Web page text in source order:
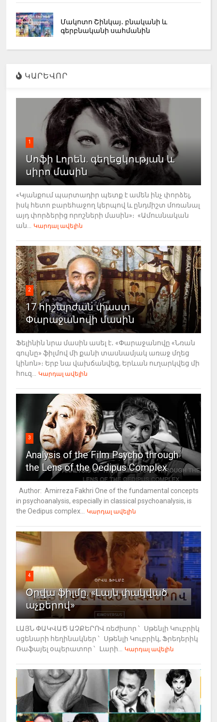
Մակոտո Շինկայ․ բնականի և
գերբնականի սահմանին
ԿԱՐԵՎՈՐ
1
Սոֆի Լորեն. գեղեցկության և
սիրո մասին
«Կյանքում պարտադիր պետք է ամեն ինչ փորձել,
իսկ հետո բարեհաջող կերպով և ընդմիշտ մոռանալ
այդ փորձերից որոշների մասին»։ «Ամուսնական
ան...
Կարդալ ավելին
2
17 հիշարժան փաստ
Փարաջանովի մասին
Ֆելինին նրա մասին ասել է․ «Փարաջանովը «Նռան
գույնը» ֆիլմով մի քանի տասնամյակ առաջ մղեց
կինոն»։ Երբ նա վախճանվեց, Երևան ուղարկվեց մի
հուզ...
Կարդալ ավելին
3
Analysis of the Film Psycho through
the Lens of the Oedipus Complex
Author: Amirreza Fakhri One of the fundamental concepts
in psychoanalysis, especially in classical psychoanalysis, is
the Oedipus complex...
Կարդալ ավելին
4
Օրվա ֆիլմը. «Լայն փակված
աչքերով»
ԼԱՅՆ ՓԱԿՎԱԾ ԱՉՔԵՐՈՎ ռեժիսոր ՝ Սթենլի Կուբրիկ
սցենարի հեղինակներ ՝ Սթենլի Կուբրիկ, Ֆրեդերիկ
Ռաֆայել օպերատոր ՝ Լարի...
Կարդալ ավելին